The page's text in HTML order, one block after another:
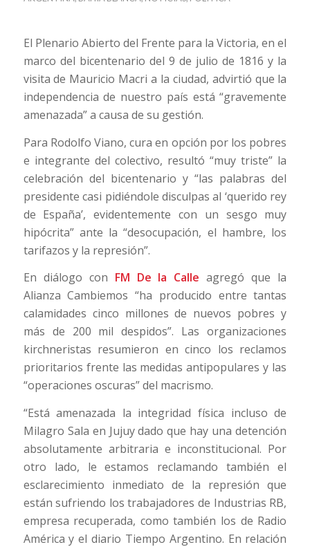
El Plenario Abierto del Frente para la Victoria, en el
marco del bicentenario del 9 de julio de 1816 y la
visita de Mauricio Macri a la ciudad, advirtió que la
independencia de nuestro país está “gravemente
amenazada” a causa de su gestión.
Para Rodolfo Viano, cura en opción por los pobres
e integrante del colectivo, resultó “muy triste” la
celebración del bicentenario y “las palabras del
presidente casi pidiéndole disculpas al ‘querido rey
de España’, evidentemente con un sesgo muy
hipócrita” ante la “desocupación, el hambre, los
tarifazos y la represión”.
En diálogo con FM De la Calle agregó que la
Alianza Cambiemos “ha producido entre tantas
calamidades cinco millones de nuevos pobres y
más de 200 mil despidos”. Las organizaciones
kirchneristas resumieron en cinco los reclamos
prioritarios frente las medidas antipopulares y las
“operaciones oscuras” del macrismo.
“Está amenazada la integridad física incluso de
Milagro Sala en Jujuy dado que hay una detención
absolutamente arbitraria e inconstitucional. Por
otro lado, le estamos reclamando también el
esclarecimiento inmediato de la represión que
están sufriendo los trabajadores de Industrias RB,
empresa recuperada, como también los de Radio
América y el diario Tiempo Argentino. En relación